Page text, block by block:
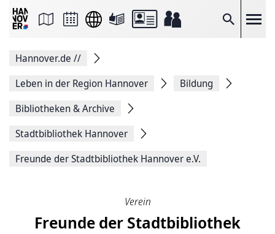
Suche
Seite
Facebook
teilen
Seitenlink
Seite
Hannover.de //
Leben in der Region Hannover
Bildung
Bibliotheken & Archive
Stadtbibliothek Hannover
Freunde der Stadtbiblio­thek Hannover e.V.
Verein
Freunde der Stadtbiblio­thek